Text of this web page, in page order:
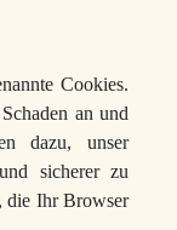
Cookies.
an und
dazu, unser
sicherer zu
die Ihr Browser